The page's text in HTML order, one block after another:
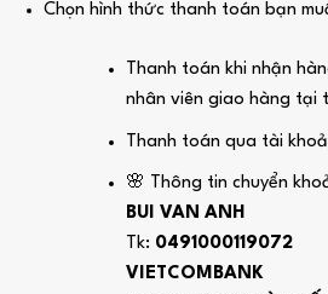
Chọn hình thức thanh toán bạn
Thanh toán khi nhận
nhân viên giao hàng tại
Thanh toán qua tài
🌸 Thông tin chuyển
BUI VAN ANH
Tk: 0491000119072
VIETCOMBANK